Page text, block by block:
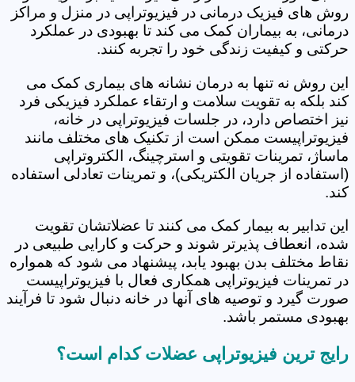
روش های فیزیک درمانی در فیزیوتراپی در منزل و مراکز
درمانی، به بیماران کمک می کند تا بهبودی در عملکرد
حرکتی و کیفیت زندگی خود را تجربه کنند.
این روش نه تنها به درمان نشانه های بیماری کمک می
کند بلکه به تقویت سلامت و ارتقاء عملکرد فیزیکی فرد
نیز اختصاص دارد، در جلسات فیزیوتراپی در خانه،
فیزیوتراپیست ممکن است از تکنیک های مختلف مانند
ماساژ، تمرینات تقویتی و استرچینگ، الکتروتراپی
(استفاده از جریان الکتریکی)، و تمرینات تعادلی استفاده
کند.
این تدابیر به بیمار کمک می کنند تا عضلاتشان تقویت
شده، انعطاف پذیرتر شوند و حرکت و کارایی طبیعی در
نقاط مختلف بدن بهبود یابد، پیشنهاد می شود که همواره
در تمرینات فیزیوتراپی همکاری فعال با فیزیوتراپیست
صورت گیرد و توصیه های آنها در خانه دنبال شود تا فرآیند
بهبودی مستمر باشد.
رایج ترین فیزیوتراپی عضلات کدام است؟